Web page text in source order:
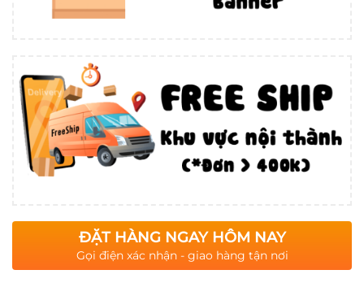
ĐẶT HÀNG NGAY HÔM NAY
Gọi điện xác nhận - giao hàng tận nơi